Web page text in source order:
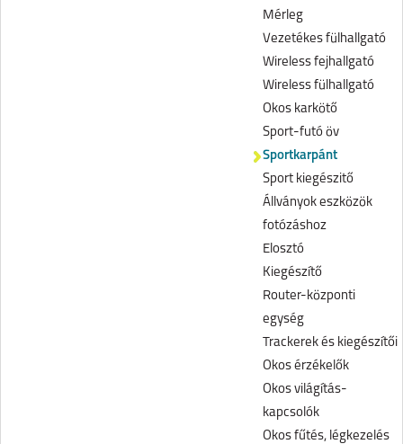
Mérleg
Vezetékes fülhallgató
Wireless fejhallgató
Wireless fülhallgató
Okos karkötő
Sport-futó öv
Sportkarpánt
Sport kiegészitő
Állványok eszközök
fotózáshoz
Elosztó
Kiegészítő
Router-központi
egység
Trackerek és kiegészítői
Okos érzékelők
Okos világítás-
kapcsolók
Okos fűtés, légkezelés